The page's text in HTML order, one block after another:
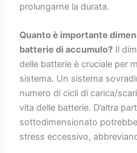
prolungarne la durata.
Quanto è importante
batterie di accumulo? Il
delle batterie è cruciale per
sistema. Un sistema
numero di cicli di carica/
vita delle batterie. D’altra
sottodimensionato
stress eccessivo,